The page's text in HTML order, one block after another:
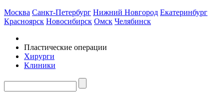
Москва Санкт-Петербург Нижний Новгород Екатеринбург
Красноярск Новосибирск Омск Челябинск
Пластические операции
Хирурги
Клиники